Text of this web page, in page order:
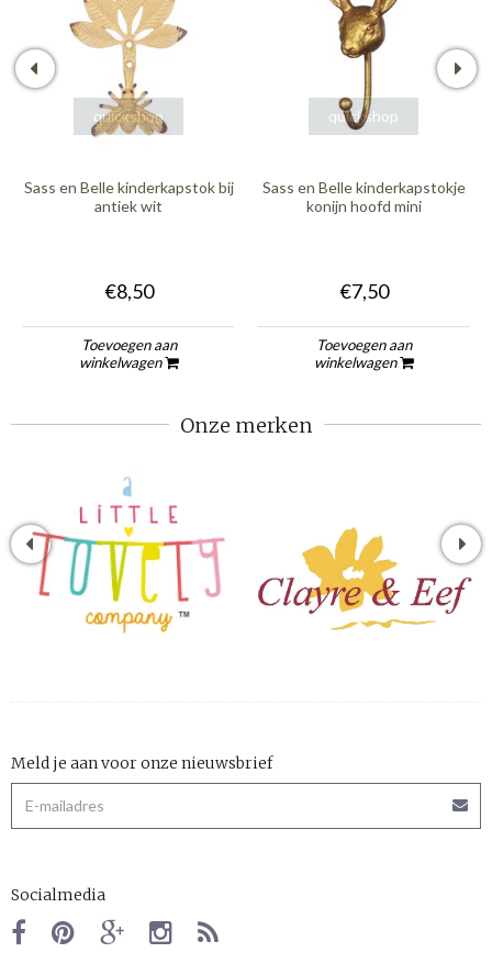
quickshop
Sass en Belle kinderkapstok bij
antiek wit
€8,50
Toevoegen aan
winkelwagen
quickshop
Sass en Belle kinderkapstokje
konijn hoofd mini
€7,50
Toevoegen aan
winkelwagen
Onze merken
Meld je aan voor onze nieuwsbrief
Socialmedia